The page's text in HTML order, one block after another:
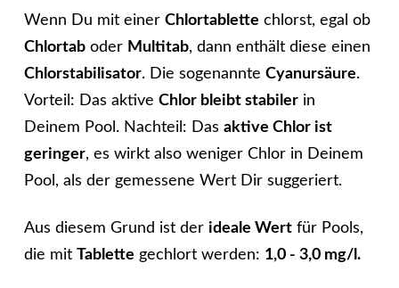
Wenn Du mit einer Chlortablette chlorst, egal ob
Chlortaboder Multitab, dann enthält diese einen
Chlorstabilisator. Die sogenannte Cyanursäure.
Vorteil: Das aktive Chlor bleibt stabilerin
Deinem Pool. Nachteil: Das aktive Chlor ist
geringer, es wirkt also weniger Chlor in Deinem
Pool, als der gemessene Wert Dir suggeriert.
Aus diesem Grund ist der ideale Wertfür Pools,
die mit
Tablette gechlort werden: 1,0 - 3,0 mg/l.